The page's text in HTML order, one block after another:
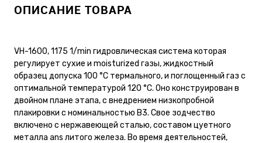
ОПИСАНИЕ ТОВАРА
VH-1600, 1175 1/min гидровлическая система которая
регулирует сухие и moisturized газы, жидкостный
образец допуска 100 °C термального, и поглощенный газ с
оптимальной температурой 120 °C. Оно конструирован в
двойном плане этапа, с внедрением низкопробной
плакировки с номинальностью B3. Свое зодчество
включено с нержавеющей сталью, составом цуетного
металла ans литого железа. Во время деятельностей,